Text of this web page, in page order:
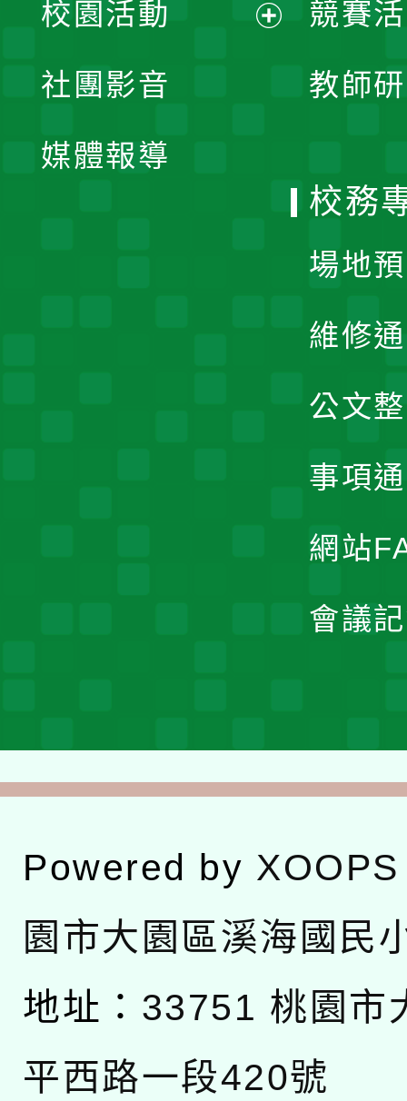
競賽
教師
開
校園活動
社團影音
媒體報導
校務
場地
維修
公文
事項
網站
會議
Powered by XOOPS
園市大園區溪海國民
地址： 33751 桃園市
平西路一段420號